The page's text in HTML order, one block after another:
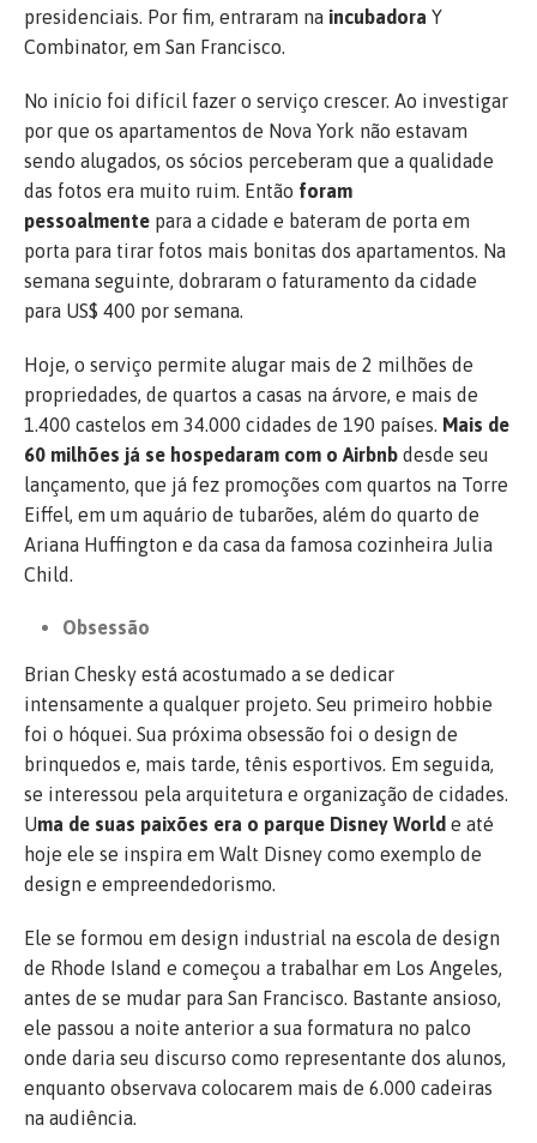
presidenciais. Por fim, entraram na incubadora Y
Combinator, em San Francisco.
No início foi difícil fazer o serviço crescer. Ao investigar
por que os apartamentos de Nova York não estavam
sendo alugados, os sócios perceberam que a qualidade
das fotos era muito ruim. Então foram
pessoalmente para a cidade e bateram de porta em
porta para tirar fotos mais bonitas dos apartamentos. Na
semana seguinte, dobraram o faturamento da cidade
para US$ 400 por semana.
Hoje, o serviço permite alugar mais de 2 milhões de
propriedades, de quartos a casas na árvore, e mais de
1.400 castelos em 34.000 cidades de 190 países. Mais de
60 milhões já se hospedaram com o Airbnb desde seu
lançamento, que já fez promoções com quartos na Torre
Eiffel, em um aquário de tubarões, além do quarto de
Ariana Huffington e da casa da famosa cozinheira Julia
Child.
Obsessão
Brian Chesky está acostumado a se dedicar
intensamente a qualquer projeto. Seu primeiro hobbie
foi o hóquei. Sua próxima obsessão foi o design de
brinquedos e, mais tarde, tênis esportivos. Em seguida,
se interessou pela arquitetura e organização de cidades.
Uma de suas paixões era o parque Disney World e até
hoje ele se inspira em Walt Disney como exemplo de
design e empreendedorismo.
Ele se formou em design industrial na escola de design
de Rhode Island e começou a trabalhar em Los Angeles,
antes de se mudar para San Francisco. Bastante ansioso,
ele passou a noite anterior a sua formatura no palco
onde daria seu discurso como representante dos alunos,
enquanto observava colocarem mais de 6.000 cadeiras
na audiência.